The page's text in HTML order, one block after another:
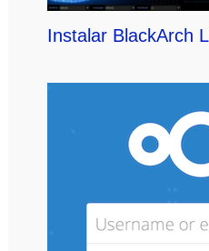
Instalar BlackArch